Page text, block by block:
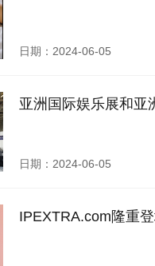
日期：2024-06-05
亚洲国际娱乐展和亚
日期：2024-06-05
IPEXTRA.com隆重